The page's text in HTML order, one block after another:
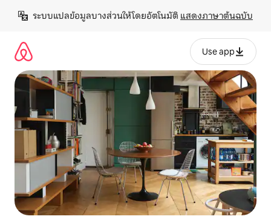
เนื้อหา
ระบบแปลข้อมูลบางส่วนให้โดยอัตโนมัติ แสดงภาษาต้นฉบับ
Use app